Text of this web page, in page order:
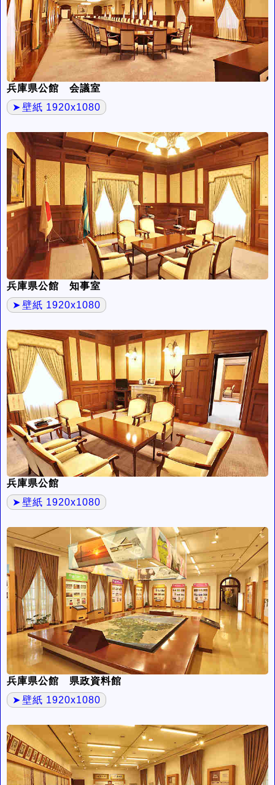
兵庫県公館 会議室
壁紙 1920x1080
兵庫県公館 知事室
壁紙 1920x1080
兵庫県公館
壁紙 1920x1080
兵庫県公館 県政資料館
壁紙 1920x1080